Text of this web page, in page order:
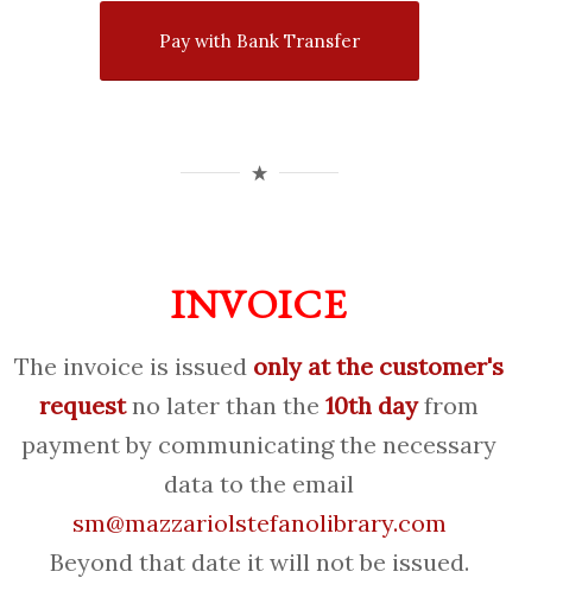
Pay with Bank Transfer
INVOICE
The invoice is issued only at the customer's
requestno later than the10th dayfrom
payment by communicating the necessary
data to the email
sm@mazzariolstefanolibrary.com
Beyond that date it will not be issued.